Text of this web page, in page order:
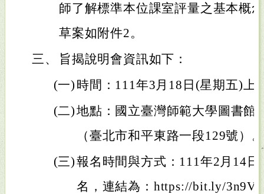
師了解標準本位課室評量之基本概
草案如附件2。
三、
旨揭說明會資訊如下：
(一) 時間：111年3月18日(星期五)上
(二)地點：國立臺灣師範大學圖書館
（臺北市和平東路一段129號）。
(三)報名時間與方式：111年2月14
名，連結為：https://bit.ly/